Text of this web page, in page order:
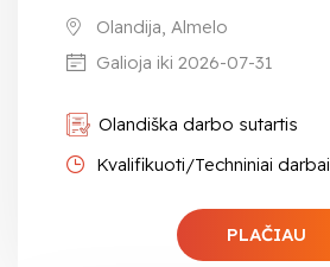
Olandija, Almelo
Galioja iki 2026-07-31
Olandiška darbo sutartis
Kvalifikuoti/Techniniai darbai
PLAČIAU